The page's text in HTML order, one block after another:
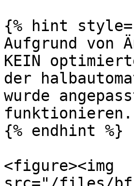
{% hint
Aufgrund von
KEIN
der
wurde
funktionieren.
{% endhint %}
<figure><img